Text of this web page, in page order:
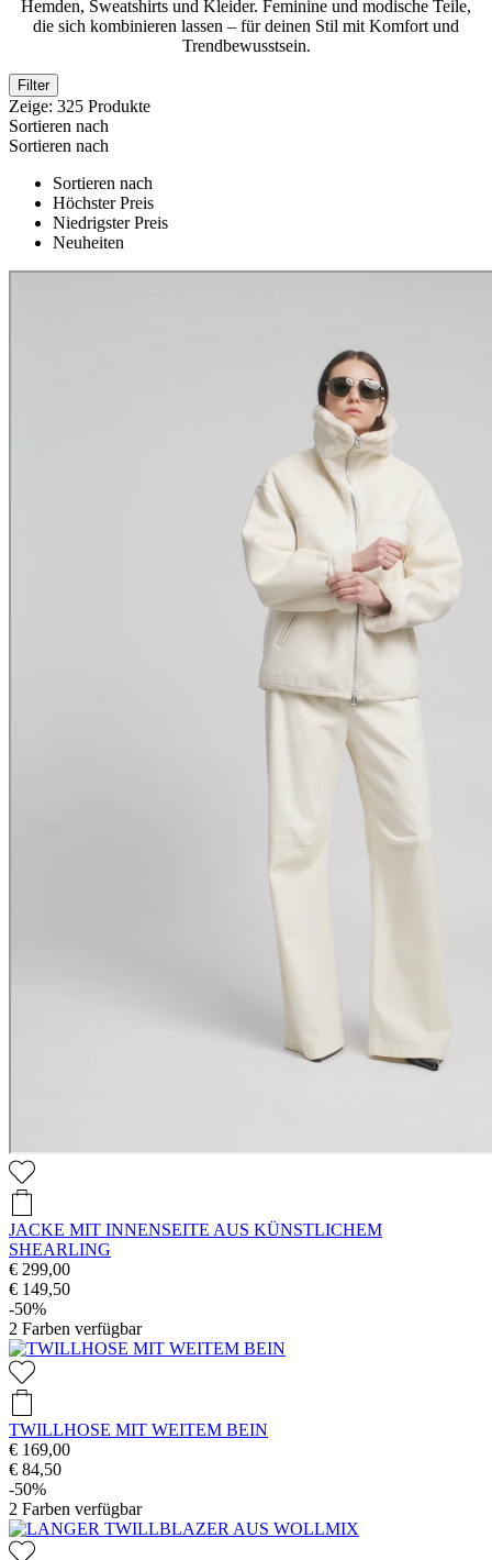
Hemden, Sweatshirts und Kleider. Feminine und modische Teile,
die sich kombinieren lassen – für deinen Stil mit Komfort und
Trendbewusstsein.
Filter
Zeige: 325 Produkte
Sortieren nach
Sortieren nach
Sortieren nach
Höchster Preis
Niedrigster Preis
Neuheiten
JACKE MIT INNENSEITE AUS KÜNSTLICHEM
SHEARLING
€ 299,00
€ 149,50
-50%
2 Farben verfügbar
TWILLHOSE MIT WEITEM BEIN
€ 169,00
€ 84,50
-50%
2 Farben verfügbar